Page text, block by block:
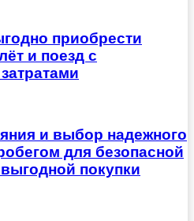
приобрести
и поезд с
и выбор надежного
для безопасной
покупки